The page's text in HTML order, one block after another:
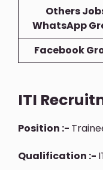
Others
WhatsApp
Facebook
ITI
Position :-
Qualification :-